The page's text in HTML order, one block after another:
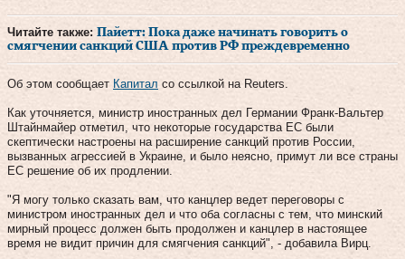
Читайте также: Пайетт: Пока даже начинать говорить о
смягчении санкций США против РФ преждевременно
Об этом сообщает Капитал со ссылкой на Reuters.
Как уточняется, министр иностранных дел Германии Франк-Вальтер
Штайнмайер отметил, что некоторые государства ЕС были
скептически настроены на расширение санкций против России,
вызванных агрессией в Украине, и было неясно, примут ли все страны
ЕС решение об их продлении.
"Я могу только сказать вам, что канцлер ведет переговоры с
министром иностранных дел и что оба согласны с тем, что минский
мирный процесс должен быть продолжен и канцлер в настоящее
время не видит причин для смягчения санкций", - добавила Вирц.